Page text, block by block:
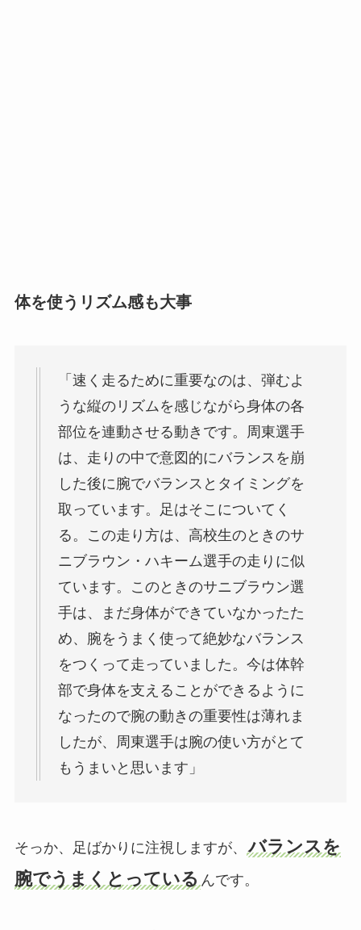
体を使うリズム感も大事
「速く走るために重要なのは、 弾むよ
うな縦のリズムを感じながら身体の各
部位を連動させる動き です。周東選手
は、走りの中で意図的にバランスを崩
した後に腕でバランスとタイミングを
取っています。足はそこについてく
る。この走り方は、高校生のときのサ
ニブラウン・ハキーム選手の走りに似
ています。このときのサニブラウン選
手は、まだ身体ができていなかったた
め、腕をうまく使って絶妙なバランス
をつくって走っていました。今は体幹
部で身体を支えることができるように
なったので腕の動きの重要性は薄れま
したが、周東選手は腕の使い方がとて
もうまいと思います」
そっか、足ばかりに注視しますが、 バランスを
腕でうまくとっている んです。